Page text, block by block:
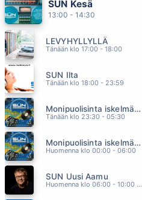
PUNAISTA JA MAKEAA
DOWN UNDER
OOT VOIMANI MUN
LIVIN LA VIDA LOCA
SUN Kesä
13:00 - 14:30
LEVYHYLLYLLÄ
Tänään klo 17:00 - 18:00
SUN Ilta
Tänään klo 18:00 - 23:59
Monipuolisinta iskelmää ja parasta poppia
Tänään klo 23:30 - 05:30
Monipuolisinta iskelmää ja parasta poppia
Huomenna klo 00:00 - 06:00
SUN Uusi Aamu
Huomenna klo 06:00 - 10:00 - Studiossa: Kimmo Hoivassilta